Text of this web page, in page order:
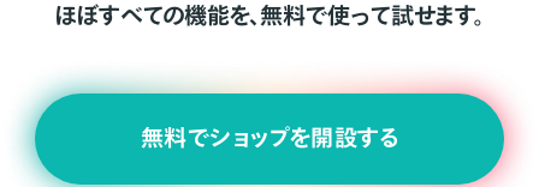
ほぼすべての機能を、無料で使って試せます。
無料でショップを開設する